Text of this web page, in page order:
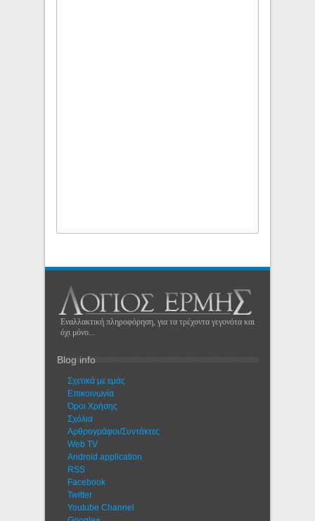
Εναλλακτική πληροφόρηση, για τα τρέχοντα γεγονότα και
όχι μόνο...
Blog info
Σχετικά με εμάς
Eπικοινωνία
Όροι Χρήσης
Σχόλια
Αρθρογράφοι/Συντάκτες
Web TV
Android application
RSS
Facebook
Twitter
Youtube Channel